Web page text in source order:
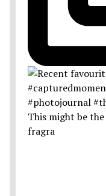
This might be
fragra